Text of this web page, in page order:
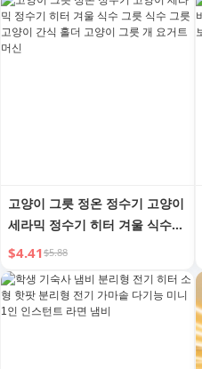
고양이 그릇 정온 정수기 고양이
세라믹 정수기 히터 겨울 식수
그릇 식수 그릇 고양이 간식 홀
더 고양이 그릇 개 요거트 머신
$4.41$5.88